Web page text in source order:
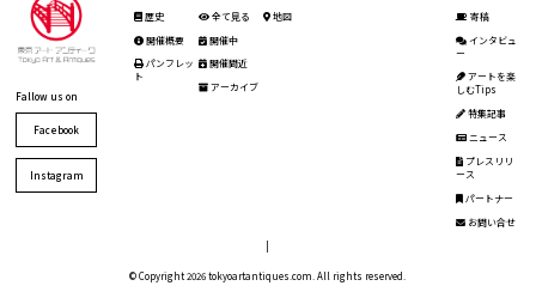
Fallow us on
Facebook
Instagram
歴史
開催概要
パンフレッ
ト
全て見る
開催中
開催間近
アーカイブ
地図
寄稿
インタビュ
ー
アートを楽
しむTips
特集記事
ニュース
プレスリリ
ース
パートナー
お問い合せ
© Copyright 2026 tokyoartantiques.com. All rights reserved.